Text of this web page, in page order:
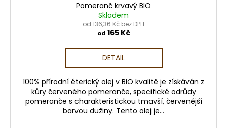
Pomeranč krvavý BIO
Skladem
od 136,36 Kč bez DPH
od 165 Kč
DETAIL
100% přírodní éterický olej v BIO kvalitě je získáván z
kůry červeného pomeranče, specifické odrůdy
pomeranče s charakteristickou tmavší, červenější
barvou dužiny. Tento olej je...